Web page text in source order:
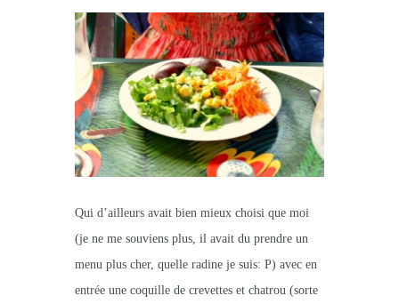
Qui d’ailleurs avait bien mieux choisi que moi
(je ne me souviens plus, il avait du prendre un
menu plus cher, quelle radine je suis: P) avec en
entrée une coquille de crevettes et chatrou (sorte